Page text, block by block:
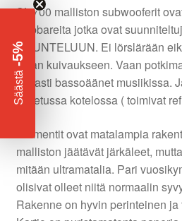
SL-700 malliston subwooferit
Subbareita jotka ovat
KUUNTELUUN. Ei lörslärään
tukan kuivaukseen. Vaan
tarkasti bassoäänet musiikissa.
suljetussa kotelossa ( toimivat
Elementit ovat matalampia
malliston jäätävät järkäleet,
mitään ultramatalia. Pari
olisivat olleet niitä normaalin
Rakenne on hyvin perinteinen
Säästä
-5%